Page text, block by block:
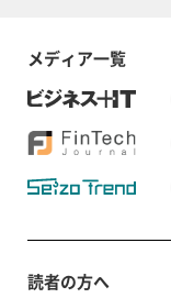
メディア一覧
読者の方へ